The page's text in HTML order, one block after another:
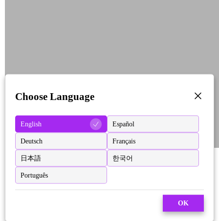
Choose Language
English Español
Deutsch Français
日本語 한국어
Português
OK